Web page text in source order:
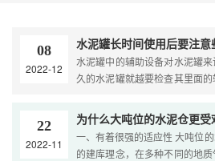
08
2022-12
水泥罐长时间使用后要注意
水泥罐中的辅助设备对水泥罐
久的水泥罐就越要检查其里面
22
2022-11
为什么大吨位的水泥仓更受
一、有着很强的适应性 大吨位
的建库理念，在多种不同的地质